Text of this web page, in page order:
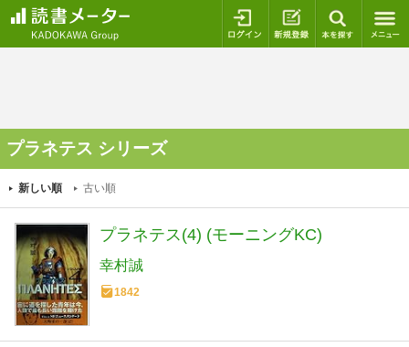
ログイン 新規登録
プラネテス シリーズ
新しい順 古い順
プラネテス(4) (モーニングKC)
幸村誠
1842